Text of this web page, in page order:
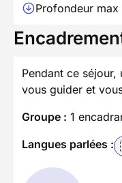
Profondeur
Pendant ce
vous guider et
Groupe : 1
Langues parlées :